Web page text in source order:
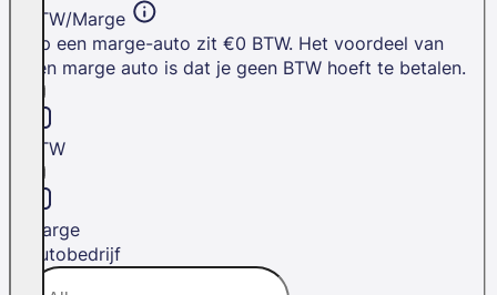
BTW/Marge
Op een marge-auto zit €0 BTW. Het voordeel van
een marge auto is dat je geen BTW hoeft te betalen.
BTW
Marge
Autobedrijf